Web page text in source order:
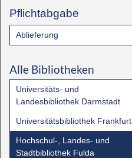
Pflichtabgabe
Ablieferung
Alle Bibliotheken
Universitäts- und
Landesbibliothek Darmstadt
Universitätsbibliothek Frankfurt
Hochschul-, Landes- und
Stadtbibliothek Fulda